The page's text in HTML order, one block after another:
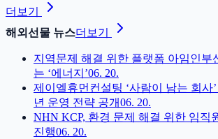
더보기
해외선물 뉴스더보기
지역문제 해결 위한 플랫폼 아임인부
는 ‘에너지’06. 20.
제이엘휴먼컨설팅 ‘사람이 남는 회사
년 운영 전략 공개06. 20.
NHN KCP, 환경 문제 해결 위한 임직
진행06. 20.